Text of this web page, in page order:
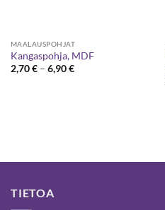
MAALAUSPOHJAT
Kangaspohja, MDF
2,70€ – 6,90€Hintaluokka:
TIETOA